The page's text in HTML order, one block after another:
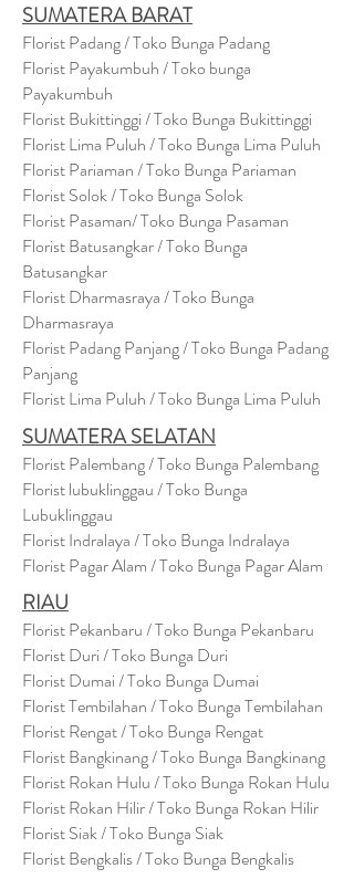
SUMATERA BARAT
Florist Padang / Toko Bunga Padang
Florist Payakumbuh / Toko bunga
Payakumbuh
Florist Bukittinggi / Toko Bunga Bukittinggi
Florist Lima Puluh / Toko Bunga Lima Puluh
Florist Pariaman / Toko Bunga Pariaman
Florist Solok / Toko Bunga Solok
Florist Pasaman/ Toko Bunga Pasaman
Florist Batusangkar / Toko Bunga
Batusangkar
Florist Dharmasraya / Toko Bunga
Dharmasraya
Florist Padang Panjang / Toko Bunga Padang
Panjang
Florist Lima Puluh / Toko Bunga Lima Puluh
SUMATERA SELATAN
Florist Palembang / Toko Bunga Palembang
Florist lubuklinggau / Toko Bunga
Lubuklinggau
Florist Indralaya / Toko Bunga Indralaya
Florist Pagar Alam / Toko Bunga Pagar Alam
RIAU
Florist Pekanbaru / Toko Bunga Pekanbaru
Florist Duri / Toko Bunga Duri
Florist Dumai / Toko Bunga Dumai
Florist Tembilahan / Toko Bunga Tembilahan
Florist Rengat / Toko Bunga Rengat
Florist Bangkinang / Toko Bunga Bangkinang
Florist Rokan Hulu / Toko Bunga Rokan Hulu
Florist Rokan Hilir / Toko Bunga Rokan Hilir
Florist Siak / Toko Bunga Siak
Florist Bengkalis / Toko Bunga Bengkalis